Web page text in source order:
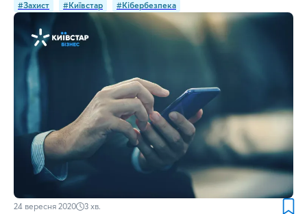
#Захист #Київстар #Кібербезпека
24 вересня 2020 3 хв.